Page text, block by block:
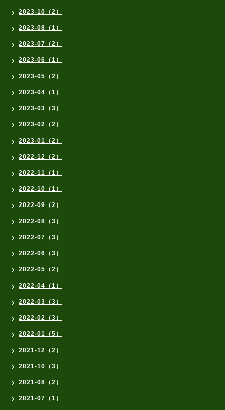
2023-10（2）
2023-08（1）
2023-07（2）
2023-06（1）
2023-05（2）
2023-04（1）
2023-03（3）
2023-02（2）
2023-01（2）
2022-12（2）
2022-11（1）
2022-10（1）
2022-09（2）
2022-08（3）
2022-07（3）
2022-06（3）
2022-05（2）
2022-04（1）
2022-03（3）
2022-02（3）
2022-01（5）
2021-12（2）
2021-10（3）
2021-08（2）
2021-07（1）